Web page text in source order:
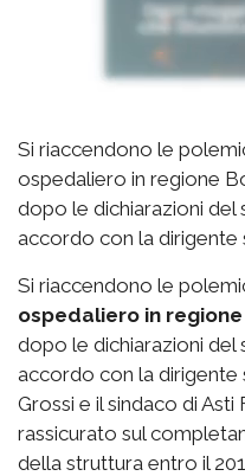
Si riaccendono le
ospedaliero in regione
dopo le dichiarazioni del
accordo con la dirigente
Si riaccendono le
ospedaliero in
dopo le dichiarazioni del
accordo con la dirigente
Grossi e il sindaco di
rassicurato sul
della struttura entro il